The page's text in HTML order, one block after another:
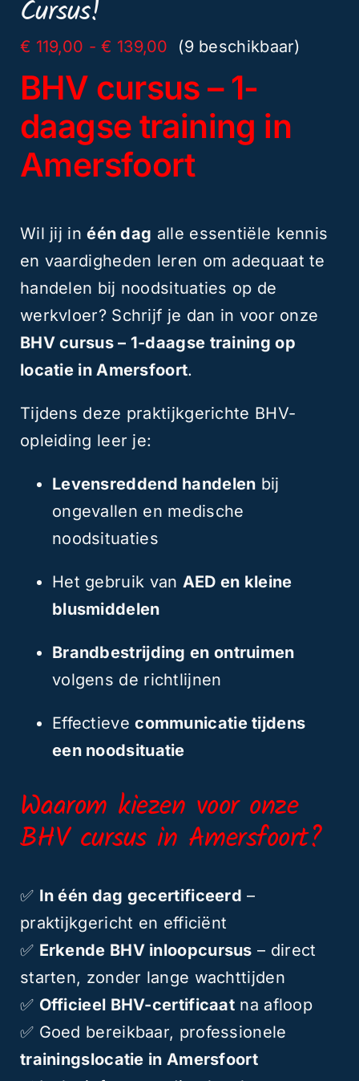
Cursus!
€ 119,00 - € 139,00 Prijsklasse:
tot
€ 139,00
(9 beschikbaar)
BHV cursus – 1-
daagse training in
Amersfoort
Wil jij inéén dag alle essentiële kennis
en vaardigheden leren om adequaat te
handelen bij noodsituaties op de
werkvloer? Schrijf je dan in voor onze
BHV cursus – 1-daagse training op
locatie in Amersfoort.
Tijdens deze praktijkgerichte BHV-
opleiding leer je:
Levensreddend handelen bij
ongevallen en medische
noodsituaties
Het gebruik van AED en kleine
blusmiddelen
Brandbestrijding en ontruimen
volgens de richtlijnen
Effectievecommunicatie tijdens
een noodsituatie
Waarom kiezen voor onze
BHV cursus in Amersfoort?
✅ In één dag gecertificeerd –
praktijkgericht en efficiënt
✅ Erkende BHV inloopcursus – direct
starten, zonder lange wachttijden
✅ Officieel BHV-certificaat na afloop
✅ Goed bereikbaar, professionele
trainingslocatie in Amersfoort
aantal